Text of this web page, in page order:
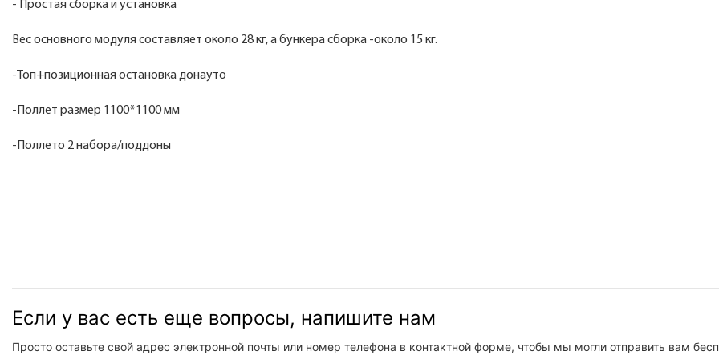
- Простая сборка и установка
Вес основного модуля составляет около 28 кг, а бункера сборка -около 15 кг.
-Топ+позиционная остановка донауто
-Поллет размер 1100*1100 мм
-Поллето 2 набора/поддоны
Если у вас есть еще вопросы, напишите нам
Просто оставьте свой адрес электронной почты или номер телефона в контактной форме, чтобы мы могли отправить вам